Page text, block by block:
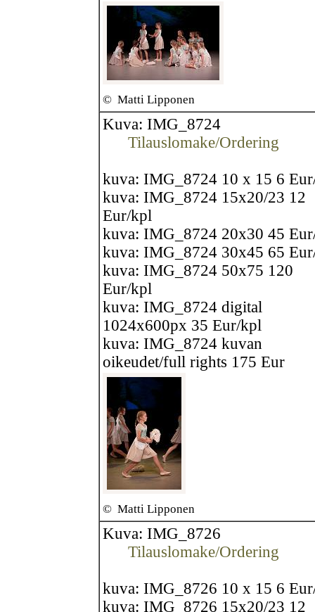
© Matti Lipponen
Kuva: IMG_8724
Tilauslomake/Ordering
kuva: IMG_8724 10 x 15 6
kuva: IMG_8724 15x20/23 12
Eur/kpl
kuva: IMG_8724 20x30 45
kuva: IMG_8724 30x45 65
kuva: IMG_8724 50x75 120
Eur/kpl
kuva: IMG_8724 digital
1024x600px 35 Eur/kpl
kuva: IMG_8724 kuvan
oikeudet/full rights 175 Eur
© Matti Lipponen
Kuva: IMG_8726
Tilauslomake/Ordering
kuva: IMG_8726 10 x 15 6
kuva: IMG_8726 15x20/23 12